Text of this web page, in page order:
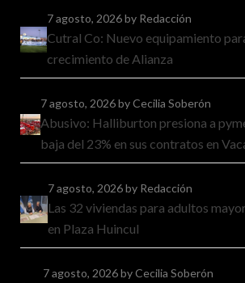
7 agosto, 2026by Redacción
Cutral Co: Nuevo equipamiento
crecimiento de Alianza
7 agosto, 2026by Cecilia Soberón
Abusivo: Halliburton presiona a
baja del 23% en sus contratos en
7 agosto, 2026by Redacción
Las 32 viviendas para adultos
en Plaza Huincul
7 agosto, 2026by Cecilia Soberón